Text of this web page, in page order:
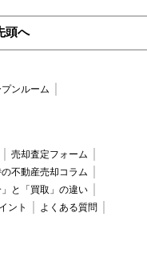
頭へ
ンルーム
売却査定フォーム
不動産売却コラム
」と「買取」の違い
ント
よくある質問